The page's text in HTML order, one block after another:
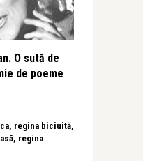
O sută de
de poeme
regina biciuită,
regina